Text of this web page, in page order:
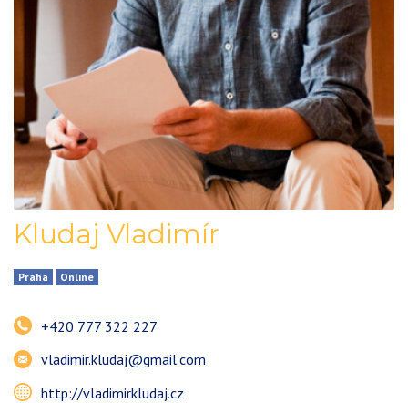
Kludaj Vladimír
Praha Online
+420 777 322 227
vladimir.kludaj@gmail.com
http://vladimirkludaj.cz